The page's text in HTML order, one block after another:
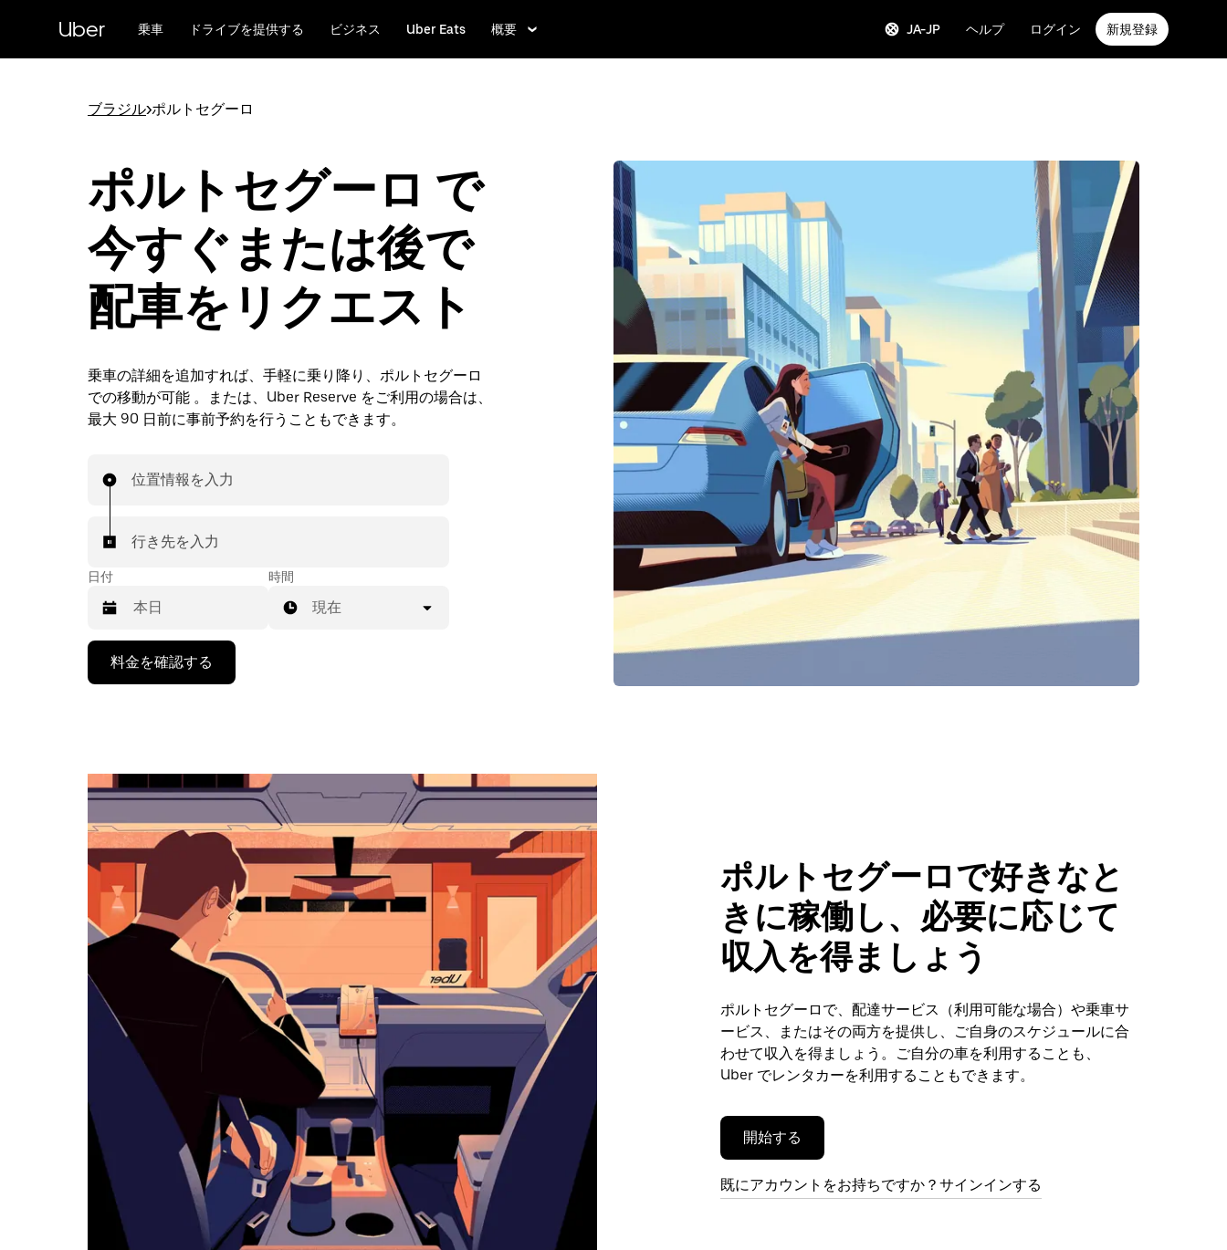
Uber 乗車 ドライブを提供する ビジネス Uber Eats 概要 JA-JP ヘルプ ログイン 新規登録
ブラジル>ポルトセグーロ
ポルトセグーロ で
今すぐまたは後で
配車をリクエスト
乗車の詳細を追加すれば、手軽に乗り降り、ポルトセグーロ
での移動が可能 。または、Uber Reserve をご利用の場合は、
最大 90 日前に事前予約を行うこともできます。
位置情報を入力
行き先を入力
日付
レ
ダ
ー
を
し、
日
を
選
ボ
タ
ン
時間
現在
料金を確認する
ポルトセグーロで好きなと
きに稼働し、必要に応じて
収入を得ましょう
ポルトセグーロで、配達サービス（利用可能な場合）や乗車サ
ービス、またはその両方を提供し、ご自身のスケジュールに合
わせて収入を得ましょう。ご自分の車を利用することも、
Uber でレンタカーを利用することもできます。
開始する
既にアカウントをお持ちですか？サインインする